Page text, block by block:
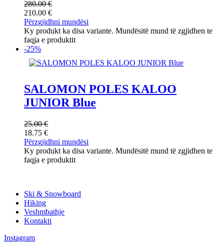
280.00€
210.00 €
Përzgjidhni mundësi
Ky produkt ka disa variante. Mundësitë mund të zgjidhen te
faqja e produktit
-25%
SALOMON POLES KALOO
JUNIOR Blue
25.00€
18.75 €
Përzgjidhni mundësi
Ky produkt ka disa variante. Mundësitë mund të zgjidhen te
faqja e produktit
Ski & Snowboard
Hiking
Veshmbathje
Kontakti
Instagram